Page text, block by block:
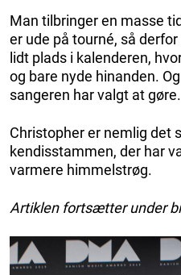
Man tilbringer en masse
er ude på tourné, så
lidt plads i kalenderen,
og bare nyde hinanden.
sangeren har valgt at gøre.
Christopher er nemlig det
kendisstammen, der har
varmere himmelstrøg.
Artiklen fortsætter under